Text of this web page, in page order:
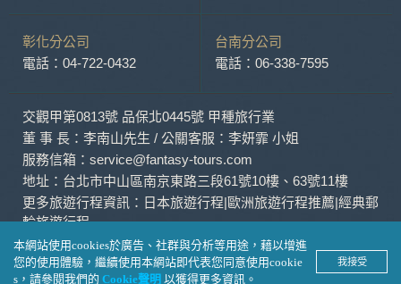
當客戶在本網站註冊時，我們會取得您的姓名、電話、住址、
當您註冊成功，並登入使用我們的服務後，我們即取得您的資
料。註冊時，本網站取得您的姓名、電話、住址、身份證字
其他除了上述，會保留您在上網瀏覽或查詢時，伺服器自行產
生的相關記錄，包括您使用連線設備的 IP 位址、使用時間、使
用的瀏覽器、瀏覽及點選資料紀錄等。本網站會對個別連線者
的瀏覽器予以標示，歸納使用者瀏覽器在本網站內部所瀏覽的
網頁，除非您願意告知您的個人資料，否則本網站不會也無法
將此項記錄和您對應。請您注意，在本網站網刊登廣告之廠
商，或與連結本網站，也可能蒐集您個人的資料。對於您主動
提供的個人資訊，這些廣告廠商、或連結網站有其個別的私權
保護政策，其資料處理措施不適用本網站隱私權保護政策，本
公司不負任何連帶責任。
交觀甲第0813號 品保北0445號 甲種旅行業
董 事 長：李南山先生 / 公關客服：李妍霏 小姐
服務信箱：service@fantasy-tours.com
地址：台北市中山區南京東路三段61號10樓、63號11樓
更多旅遊行程資訊： 日本旅遊行程|歐洲旅遊行程推薦|經典郵
輪旅遊行程
彰化分公司
電話：04-722-0432
台南分公司
電話：06-338-7595
© Fantasy Travel Service Co., Ltd.
本網站使用cookies於廣告、社群與分析等用途，藉以增進
您的使用體驗，繼續使用本網站即代表您同意使用cookie
s，請參閱我們的 Cookie聲明 以獲得更多資訊。
我接受